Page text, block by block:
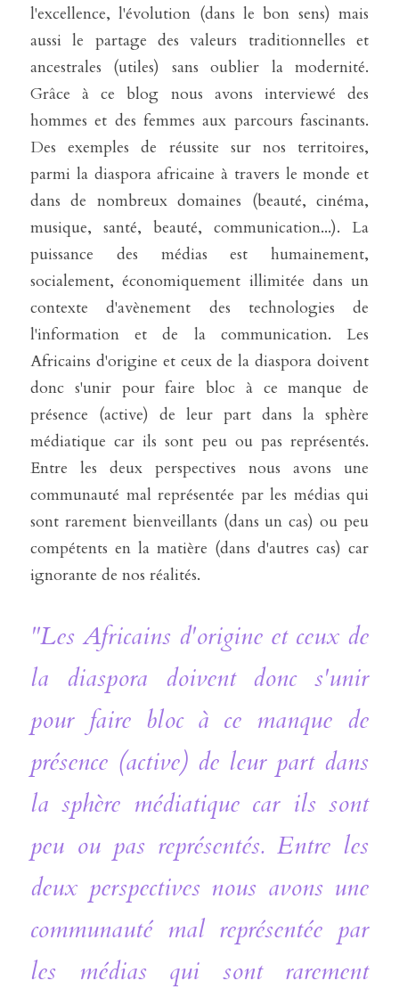
l'excellence, l'évolution (dans le bon sens) mais
aussi le partage des valeurs traditionnelles et
ancestrales (utiles) sans oublier la modernité.
Grâce à ce blog nous avons interviewé des
hommes et des femmes aux parcours fascinants.
Des exemples de réussite sur nos territoires,
parmi la diaspora africaine à travers le monde et
dans de nombreux domaines (beauté, cinéma,
musique, santé, beauté, communication...). La
puissance des médias est humainement,
socialement, économiquement illimitée dans un
contexte d'avènement des technologies de
l'information et de la communication. Les
Africains d'origine et ceux de la diaspora doivent
donc s'unir pour faire bloc à ce manque de
présence (active) de leur part dans la sphère
médiatique car ils sont peu ou pas représentés.
Entre les deux perspectives nous avons une
communauté mal représentée par les médias qui
sont rarement bienveillants (dans un cas) ou peu
compétents en la matière (dans d'autres cas) car
ignorante de nos réalités.
"Les Africains d'origine et ceux de
la diaspora doivent donc s'unir
pour faire bloc à ce manque de
présence (active) de leur part dans
la sphère médiatique car ils sont
peu ou pas représentés. Entre les
deux perspectives nous avons une
communauté mal représentée par
les médias qui sont rarement